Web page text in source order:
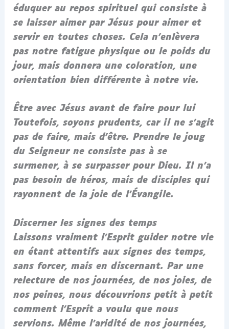
éduquer au repos spirituel qui consiste à
se laisser aimer par Jésus pour aimer et
servir en toutes choses. Cela n’enlèvera
pas notre fatigue physique ou le poids du
jour, mais donnera une coloration, une
orientation bien différente à notre vie.
Être avec Jésus avant de faire pour lui
Toutefois, soyons prudents, car il ne s’agit
pas de faire, mais d’être. Prendre le joug
du Seigneur ne consiste pas à se
surmener, à se surpasser pour Dieu. Il n’a
pas besoin de héros, mais de disciples qui
rayonnent de la joie de l’Évangile.
Discerner les signes des temps
Laissons vraiment l’Esprit guider notre vie
en étant attentifs aux signes des temps,
sans forcer, mais en discernant. Par une
relecture de nos journées, de nos joies, de
nos peines, nous découvrions petit à petit
comment l’Esprit a voulu que nous
servions. Même l’aridité de nos journées,